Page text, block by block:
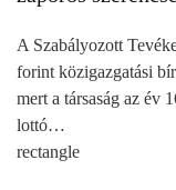
A Szabályozott
forint közigazgatási
mert a társaság az év
lottó…
rectangle